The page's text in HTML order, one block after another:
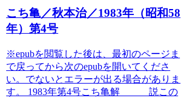
こち亀／秋本治／1983年（昭和58
年）第4号
※epubを閲覧した後は、最初のページま
で戻ってから次のepubを開いてくださ
い。でないとエラーが出る場合がありま
す。 1983年第4号こち亀解 説この